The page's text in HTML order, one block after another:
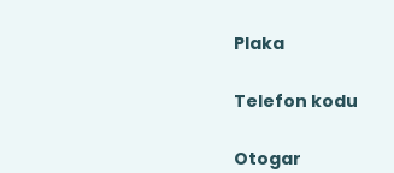
Plaka
Telefon kodu
Otogar